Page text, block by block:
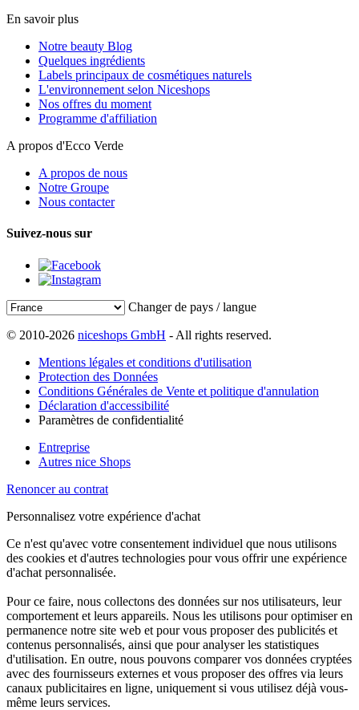
En savoir plus
Notre beauty Blog
Quelques ingrédients
Labels principaux de cosmétiques naturels
L'environnement selon Niceshops
Nos offres du moment
Programme d'affiliation
A propos d'Ecco Verde
A propos de nous
Notre Groupe
Nous contacter
Suivez-nous sur
Changer de pays / langue
© 2010-2026 niceshops GmbH - All rights reserved.
Mentions légales et conditions d'utilisation
Protection des Données
Conditions Générales de Vente et politique d'annulation
Déclaration d'accessibilité
Paramètres de confidentialité
Entreprise
Autres nice Shops
Renoncer au contrat
Personnalisez votre expérience d'achat
Ce n'est qu'avec votre consentement individuel que nous utilisons
des cookies et d'autres technologies pour vous offrir une expérience
d'achat personnalisée.
Pour ce faire, nous collectons des données sur nos utilisateurs, leur
comportement et leurs appareils. Nous les utilisons pour optimiser en
permanence notre site web et pour vous proposer des publicités et
contenus personnalisés, ainsi que pour analyser les statistiques
d'utilisation. En outre, nous pouvons comparer vos données cryptées
avec des fournisseurs externes et vous proposer des offres via leurs
canaux publicitaires en ligne, uniquement si vous utilisez déjà vous-
même leurs services.